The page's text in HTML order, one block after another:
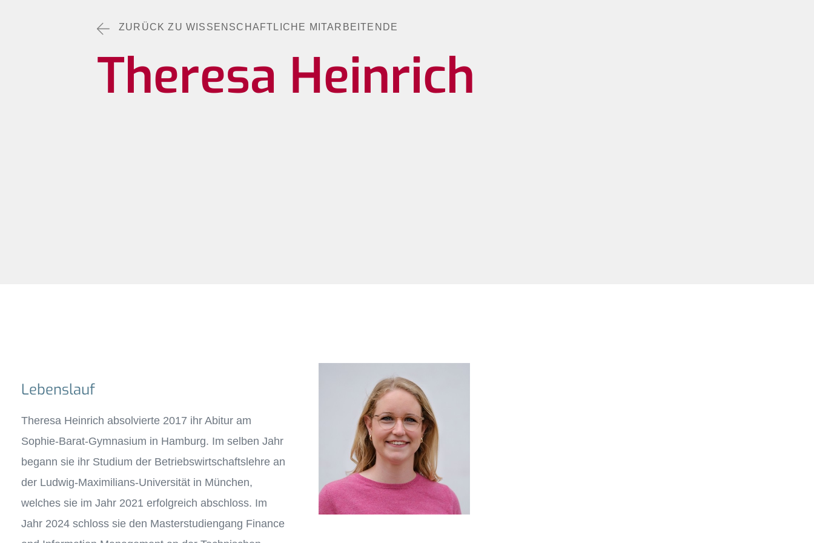
ZURÜCK ZU WISSENSCHAFTLICHE MITARBEITENDE
Theresa Heinrich
Lebenslauf
Theresa Heinrich absolvierte 2017 ihr Abitur am
Sophie-Barat-Gymnasium in Hamburg. Im selben Jahr
begann sie ihr Studium der Betriebswirtschaftslehre an
der Ludwig-Maximilians-Universität in München,
welches sie im Jahr 2021 erfolgreich abschloss. Im
Jahr 2024 schloss sie den Masterstudiengang Finance